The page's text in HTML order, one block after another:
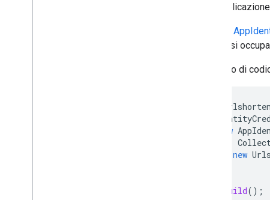
Engine si
Esempio di
new
new
build();